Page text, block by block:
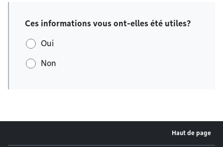
Ces informations vous ont-elles été utiles?
Oui
Non
Haut de page